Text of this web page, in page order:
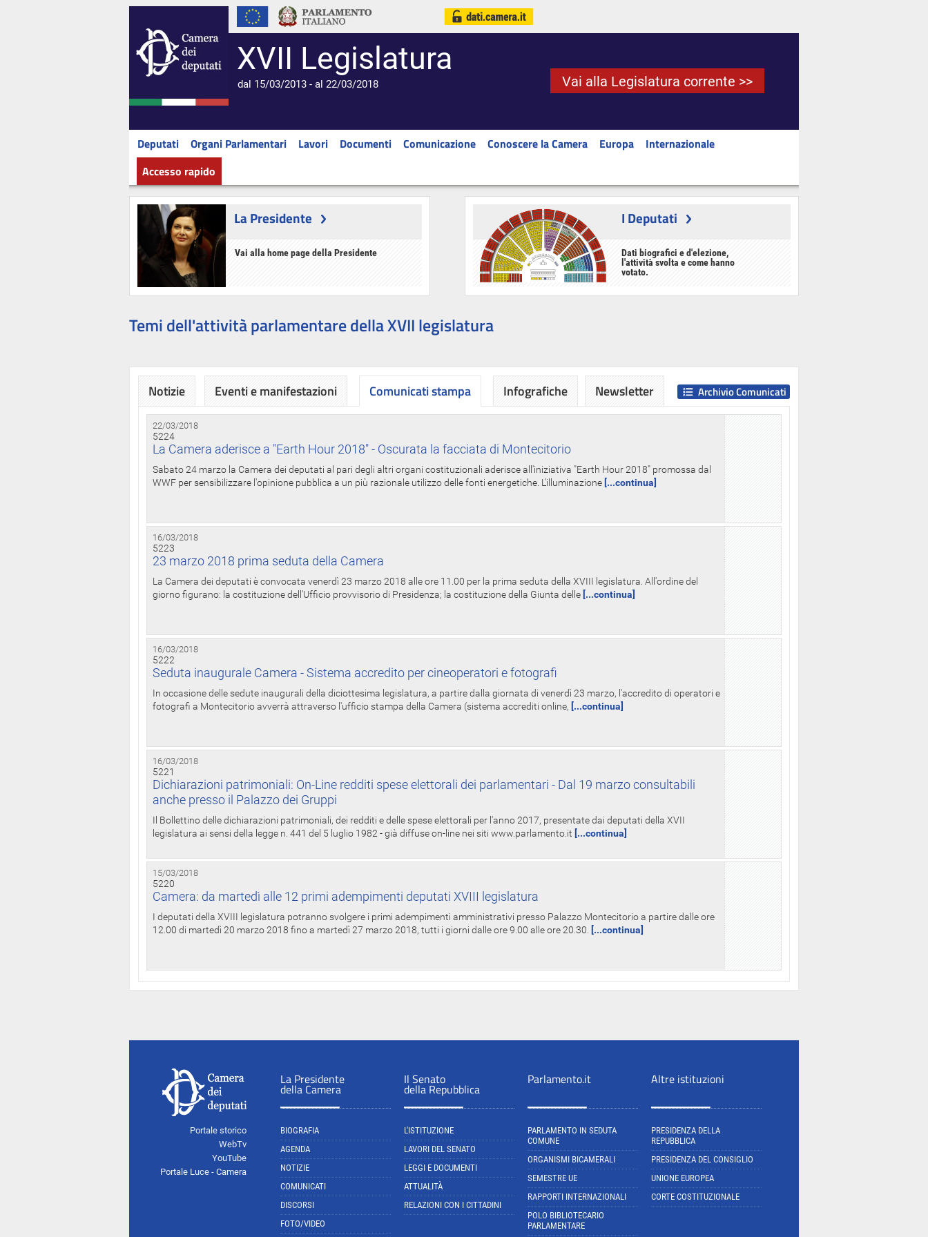
XVII Legislatura
dal 15/03/2013 - al 22/03/2018 Vai alla Legislatura corrente >>
Deputati Organi Parlamentari Lavori Documenti Comunicazione Conoscere la Camera Europa
Internazionale
Accesso rapido
La Presidente
Vai alla home page della Presidente
I Deputati
Dati biografici e d'elezione,
l'attività svolta e come hanno
votato.
Temi dell'attività parlamentare della XVII legislatura
Notizie Eventi e manifestazioni Comunicati stampa
22/03/2018
5224
La Camera aderisce a "Earth Hour 2018" - Oscurata la facciata di Montecitorio
Sabato 24 marzo la Camera dei deputati al pari degli altri organi costituzionali aderisce all'iniziativa "Earth Hour 2018" promossa dal
WWF per sensibilizzare l'opinione pubblica a un più razionale utilizzo delle fonti energetiche. L'illuminazione [...continua]
16/03/2018
5223
23 marzo 2018 prima seduta della Camera
La Camera dei deputati è convocata venerdì 23 marzo 2018 alle ore 11.00 per la prima seduta della XVIII legislatura. All'ordine del
giorno figurano: la costituzione dell'Ufficio provvisorio di Presidenza; la costituzione della Giunta delle [...continua]
16/03/2018
5222
Seduta inaugurale Camera - Sistema accredito per cineoperatori e fotografi
In occasione delle sedute inaugurali della diciottesima legislatura, a partire dalla giornata di venerdì 23 marzo, l'accredito di operatori e
fotografi a Montecitorio avverrà attraverso l'ufficio stampa della Camera (sistema accrediti online, [...continua]
16/03/2018
5221
Dichiarazioni patrimoniali: On-Line redditi spese elettorali dei parlamentari - Dal 19 marzo consultabili
anche presso il Palazzo dei Gruppi
Il Bollettino delle dichiarazioni patrimoniali, dei redditi e delle spese elettorali per l'anno 2017, presentate dai deputati della XVII
legislatura ai sensi della legge n. 441 del 5 luglio 1982 - già diffuse on-line nei siti www.parlamento.it [...continua]
15/03/2018
5220
Camera: da martedì alle 12 primi adempimenti deputati XVIII legislatura
I deputati della XVIII legislatura potranno svolgere i primi adempimenti amministrativi presso Palazzo Montecitorio a partire dalle ore
12.00 di martedì 20 marzo 2018 fino a martedì 27 marzo 2018, tutti i giorni dalle ore 9.00 alle ore 20.30.
[...continua]
Archivio Comunicati
Infografiche Newsletter
Portale storico
WebTv
YouTube
Portale Luce - Camera
La Presidente
della Camera
BIOGRAFIA
AGENDA
NOTIZIE
COMUNICATI
DISCORSI
FOTO/VIDEO
Il Senato
della Repubblica
L'ISTITUZIONE
LAVORI DEL SENATO
LEGGI E DOCUMENTI
ATTUALITÀ
RELAZIONI CON I CITTADINI
Parlamento.it
PARLAMENTO IN SEDUTA
COMUNE
ORGANISMI BICAMERALI
SEMESTRE UE
RAPPORTI INTERNAZIONALI
POLO BIBLIOTECARIO
PARLAMENTARE
Altre istituzioni
PRESIDENZA DELLA
REPUBBLICA
PRESIDENZA DEL CONSIGLIO
UNIONE EUROPEA
CORTE COSTITUZIONALE